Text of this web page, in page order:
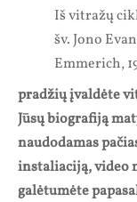
Iš vitražų
šv. Jono
Emmerich,
pradžių įvaldėte
Jūsų biografiją
naudodamas
instaliaciją, video
galėtumėte